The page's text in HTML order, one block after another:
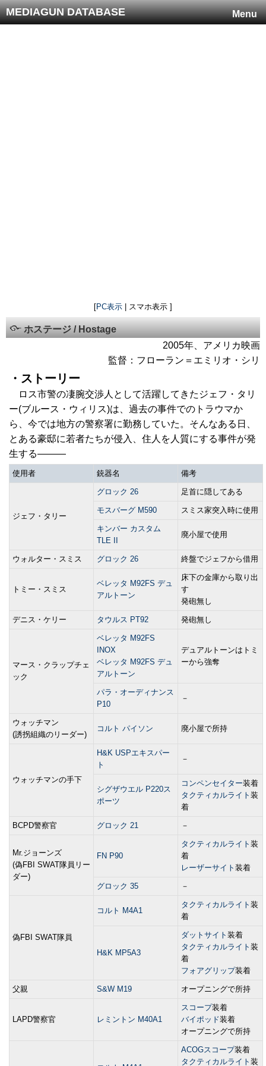
Menu
MEDIAGUN DATABASE
[PC表示 | スマホ表示 ]
ホステージ / Hostage
2005年、アメリカ映画
監督：フローラン＝エミリオ・シリ
・ストーリー
ロス市警の凄腕交渉人として活躍してきたジェフ・タリ
ー(ブルース・ウィリス)は、過去の事件でのトラウマか
ら、今では地方の警察署に勤務していた。そんなある日、
とある豪邸に若者たちが侵入、住人を人質にする事件が発
生する―――
使用者 銃器名 備考
ジェフ・タリー
グロック 26 足首に隠してある
モスバーグ M590 スミス家突入時に使用
キンバー カスタム
TLE II
廃小屋で使用
ウォルター・スミス グロック 26 終盤でジェフから借用
トミー・スミス
ベレッタ M92FS デュ
アルトーン
床下の金庫から取り出
す
発砲無し
デニス・ケリー タウルス PT92 発砲無し
マース・クラップチェ
ック
ベレッタ M92FS
INOX
ベレッタ M92FS デュ
アルトーン
デュアルトーンはトミ
ーから強奪
パラ・オーディナンス
P10
－
ウォッチマン
(誘拐組織のリーダー)
コルト パイソン 廃小屋で所持
ウォッチマンの手下
H&K USPエキスパー
ト
－
シグザウエル P220ス
ポーツ
コンペンセイター装着
タクティカルライト 装
着
BCPD警察官 グロック 21 －
Mr.ジョーンズ
(偽FBI SWAT隊員リー
ダー)
FN P90
タクティカルライト 装
着
レーザーサイト 装着
グロック 35 －
偽FBI SWAT隊員
コルト M4A1
タクティカルライト 装
着
H&K MP5A3
ダットサイト 装着
タクティカルライト 装
着
フォアグリップ装着
父親 S&W M19 オープニングで所持
LAPD警察官 レミントン M40A1
スコープ装着
バイポッド装着
オープニングで所持
ACOGスコープ装着
タクティカルライト 装